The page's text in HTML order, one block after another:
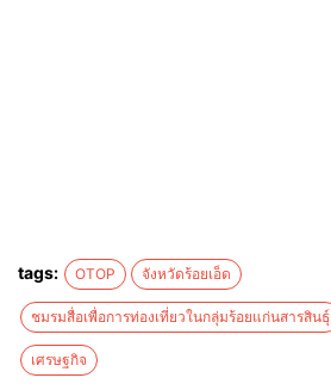
tags: OTOP จังหวัดร้อยเอ็ด
ชมรมสื่อเพื่อการท่องเที่ยวในกลุ่มร้อยแก่นสารสินธุ์
เศรษฐกิจ